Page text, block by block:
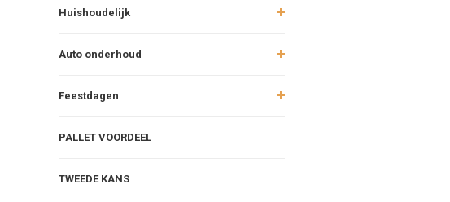
Huishoudelijk
Auto onderhoud
Feestdagen
PALLET VOORDEEL
TWEEDE KANS